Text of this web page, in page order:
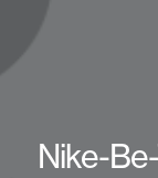
Nike-